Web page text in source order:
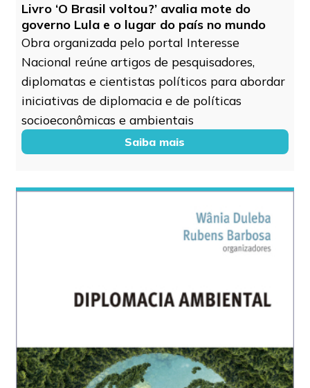
Livro ‘O Brasil voltou?’ avalia mote do
governo Lula e o lugar do país no mundo
Obra organizada pelo portal Interesse
Nacional reúne artigos de pesquisadores,
diplomatas e cientistas políticos para abordar
iniciativas de diplomacia e de políticas
socioeconômicas e ambientais
Saiba mais